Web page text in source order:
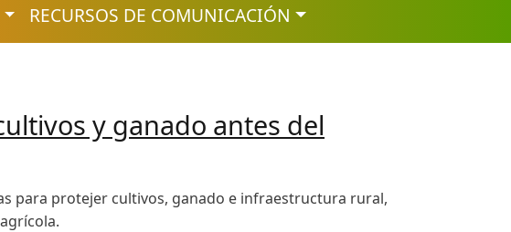
RECURSOS DE COMUNICACIÓN
y ganado antes del
para protejer cultivos, ganado e infraestructura rural,